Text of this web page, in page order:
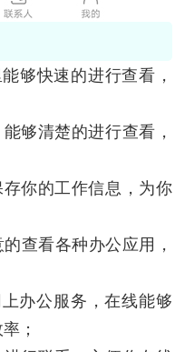
够快速的进行查看，
够清楚的进行查看，
你的工作信息，为你
查看各种办公应用，
办公服务，在线能够
；